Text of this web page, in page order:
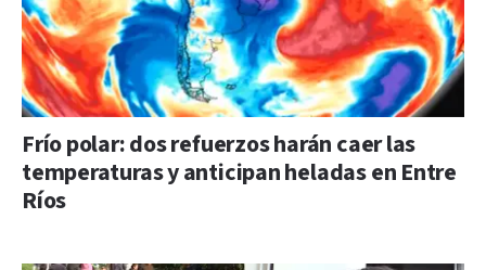
Frío polar: dos refuerzos harán caer las
temperaturas y anticipan heladas en Entre
Ríos